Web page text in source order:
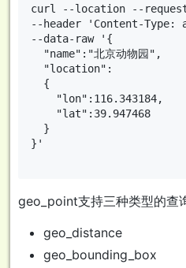
curl --location --
--header 'Content-
--data-raw '{
  "name":"北京动物园",
  "location":
  {
    "lon":116.343184,
    "lat":39.947468
  }
}'
geo_point支持三种类型的查
geo_distance
geo_bounding_box